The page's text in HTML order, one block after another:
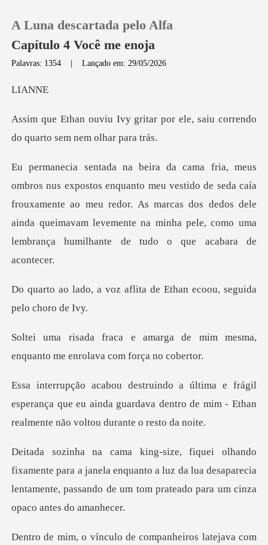
Loja
Baixar App
A Luna descartada pelo Alfa
Capítulo 4 Você me enoja
Palavras: 1354 |Lançado em: 29/05/2026
AN
ar por ele, saiu correndo
do q
ido de seda caía
frouxamente ao meu redor. As marcas dos dedos dele
ainda queimavam lev
aflita de Ethan ecoou, se
ga de mim mesma,
enquanto me e
l
esperança que eu ainda guardava dentro de mim - E
ra a janela enquanto a luz da lua desaparecia
lentamente, pass
com